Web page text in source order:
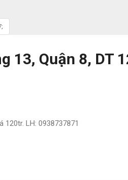
13, Quận 8, DT
120tr. LH: 0938737871